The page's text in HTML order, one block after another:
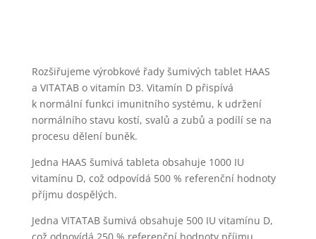
Rozšiřujeme výrobkové řady šumivých tablet HAAS
a VITATAB o vitamín D3. Vitamín D přispívá
k normální funkci imunitního systému, k udržení
normálního stavu kostí, svalů a zubů a podílí se na
procesu dělení buněk.
Jedna HAAS šumivá tableta obsahuje 1000 IU
vitamínu D, což odpovídá 500 % referenční hodnoty
příjmu dospělých.
Jedna VITATAB šumivá obsahuje 500 IU vitamínu D,